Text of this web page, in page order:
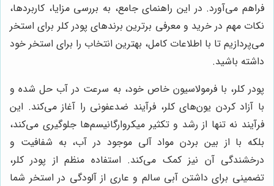
فراهم می‌آورد. در این راهنمای جامع، به بررسی مزایا، کاربردها،
نکات مهم در خرید و معرفی برترین برندهای پودر کلر برای استخر
می‌پردازیم تا با اطلاعات کامل، بهترین انتخاب را برای استخر خود
داشته باشید.
پودر کلر، با فرمولاسیون خاص خود، به سرعت در آب حل شده و
با آزاد کردن یون‌های کلر، فرآیند ضدعفونی را آغاز می‌کند. این
فرآیند نه تنها از رشد و تکثیر میکروارگانیسم‌ها جلوگیری می‌کند،
بلکه با از بین بردن مواد آلی موجود در آب، به شفافیت و
درخشندگی آن نیز کمک می‌کند. استفاده منظم از پودر کلر،
تضمینی برای داشتن آبی سالم و عاری از آلودگی در استخر شما